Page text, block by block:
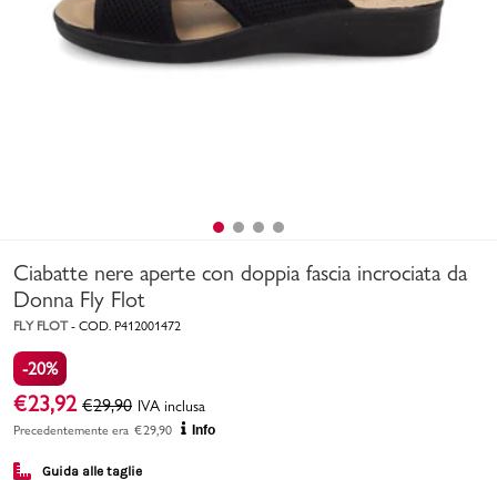
Uomo Bambino
Marchi
Ciabatte nere aperte con doppia fascia incrociata da
Donna Fly Flot
FLY FLOT- COD. P412001472
-20%
€23,92 €29,90 IVA inclusa
Precedentemente era €29,90 Info
Guida alle taglie